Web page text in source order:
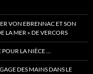
VON EBRENNAC ET SON
LA MER » DE VERCORS
POUR LA NIÈCE …
DES MAINS DANS LE